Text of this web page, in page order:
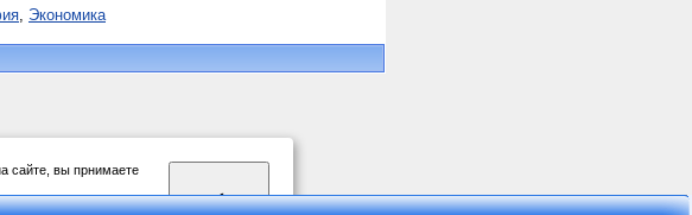
сайте, вы прнимаете
terms of use of cookies
✔
Экономика